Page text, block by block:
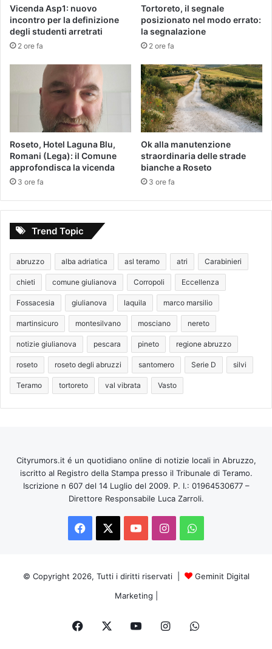
Vicenda Asp1: nuovo
incontro per la definizione
degli studenti arretrati
2 ore fa
Tortoreto, il segnale
posizionato nel modo errato:
la segnalazione
2 ore fa
Roseto, Hotel Laguna Blu,
Romani (Lega): il Comune
approfondisca la vicenda
3 ore fa
Ok alla manutenzione
straordinaria delle strade
bianche a Roseto
3 ore fa
Trend Topic
abruzzo alba adriatica asl teramo atri Carabinieri
chieti comune giulianova Corropoli Eccellenza
Fossacesia giulianova laquila marco marsilio
martinsicuro montesilvano mosciano nereto
notizie giulianova pescara pineto regione abruzzo
roseto roseto degli abruzzi santomero Serie D silvi
Teramo tortoreto val vibrata Vasto
Cityrumors.it é un quotidiano online di notizie locali in Abruzzo,
iscritto al Registro della Stampa presso il Tribunale di Teramo.
Iscrizione n 607 del 14 Luglio del 2009. P. I.: 01964530677 –
Direttore Responsabile Luca Zarroli.
Facebook
You InstagramWhatsApp
© Copyright 2026, Tutti i diritti riservati |
Geminit Digital
Marketing
Facebook InstagramWhatsApp